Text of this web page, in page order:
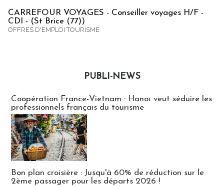
CARREFOUR VOYAGES - Conseiller voyages H/F -
CDI - (St Brice (77))
OFFRES D'EMPLOI TOURISME
PUBLI-NEWS
Coopération France-Vietnam : Hanoï veut séduire les
professionnels français du tourisme
Bon plan croisière : Jusqu'à 60% de réduction sur le
2ème passager pour les départs 2026 !